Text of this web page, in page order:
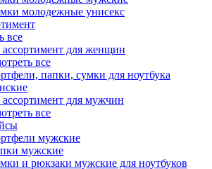
молодежные унисекс
все
для женщин
все
папки, сумки для ноутбука
для мужчин
все
мужские
мужские
и рюкзаки мужские для ноутбуков